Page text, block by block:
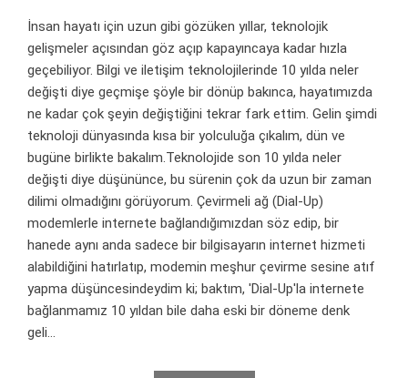
İnsan hayatı için uzun gibi gözüken yıllar, teknolojik
gelişmeler açısından göz açıp kapayıncaya kadar hızla
geçebiliyor. Bilgi ve iletişim teknolojilerinde 10 yılda neler
değişti diye geçmişe şöyle bir dönüp bakınca, hayatımızda
ne kadar çok şeyin değiştiğini tekrar fark ettim. Gelin şimdi
teknoloji dünyasında kısa bir yolculuğa çıkalım, dün ve
bugüne birlikte bakalım.Teknolojide son 10 yılda neler
değişti diye düşününce, bu sürenin çok da uzun bir zaman
dilimi olmadığını görüyorum. Çevirmeli ağ (Dial-Up)
modemlerle internete bağlandığımızdan söz edip, bir
hanede aynı anda sadece bir bilgisayarın internet hizmeti
alabildiğini hatırlatıp, modemin meşhur çevirme sesine atıf
yapma düşüncesindeydim ki; baktım, 'Dial-Up'la internete
bağlanmamız 10 yıldan bile daha eski bir döneme denk
geli...